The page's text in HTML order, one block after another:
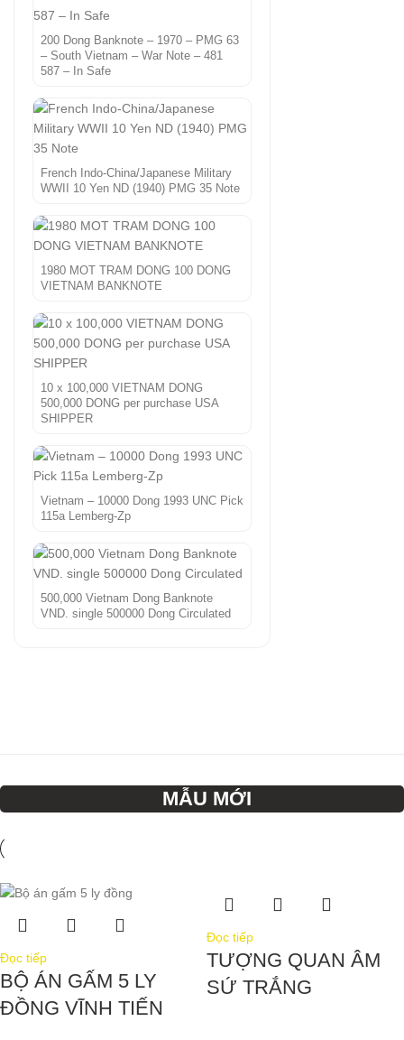
200 Dong Banknote – 1970 – PMG 63
– South Vietnam – War Note – 481
587 – In Safe
French Indo-China/Japanese Military
WWII 10 Yen ND (1940) PMG 35 Note
1980 MOT TRAM DONG 100 DONG
VIETNAM BANKNOTE
10 x 100,000 VIETNAM DONG
500,000 DONG per purchase USA
SHIPPER
Vietnam – 10000 Dong 1993 UNC Pick
115a Lemberg-Zp
500,000 Vietnam Dong Banknote
VND. single 500000 Dong Circulated
MẪU MỚI
Đọc tiếp
BỘ ÁN GẤM 5 LY
ĐỒNG VĨNH TIẾN
Đọc tiếp
TƯỢNG QUAN ÂM
SỨ TRẮNG